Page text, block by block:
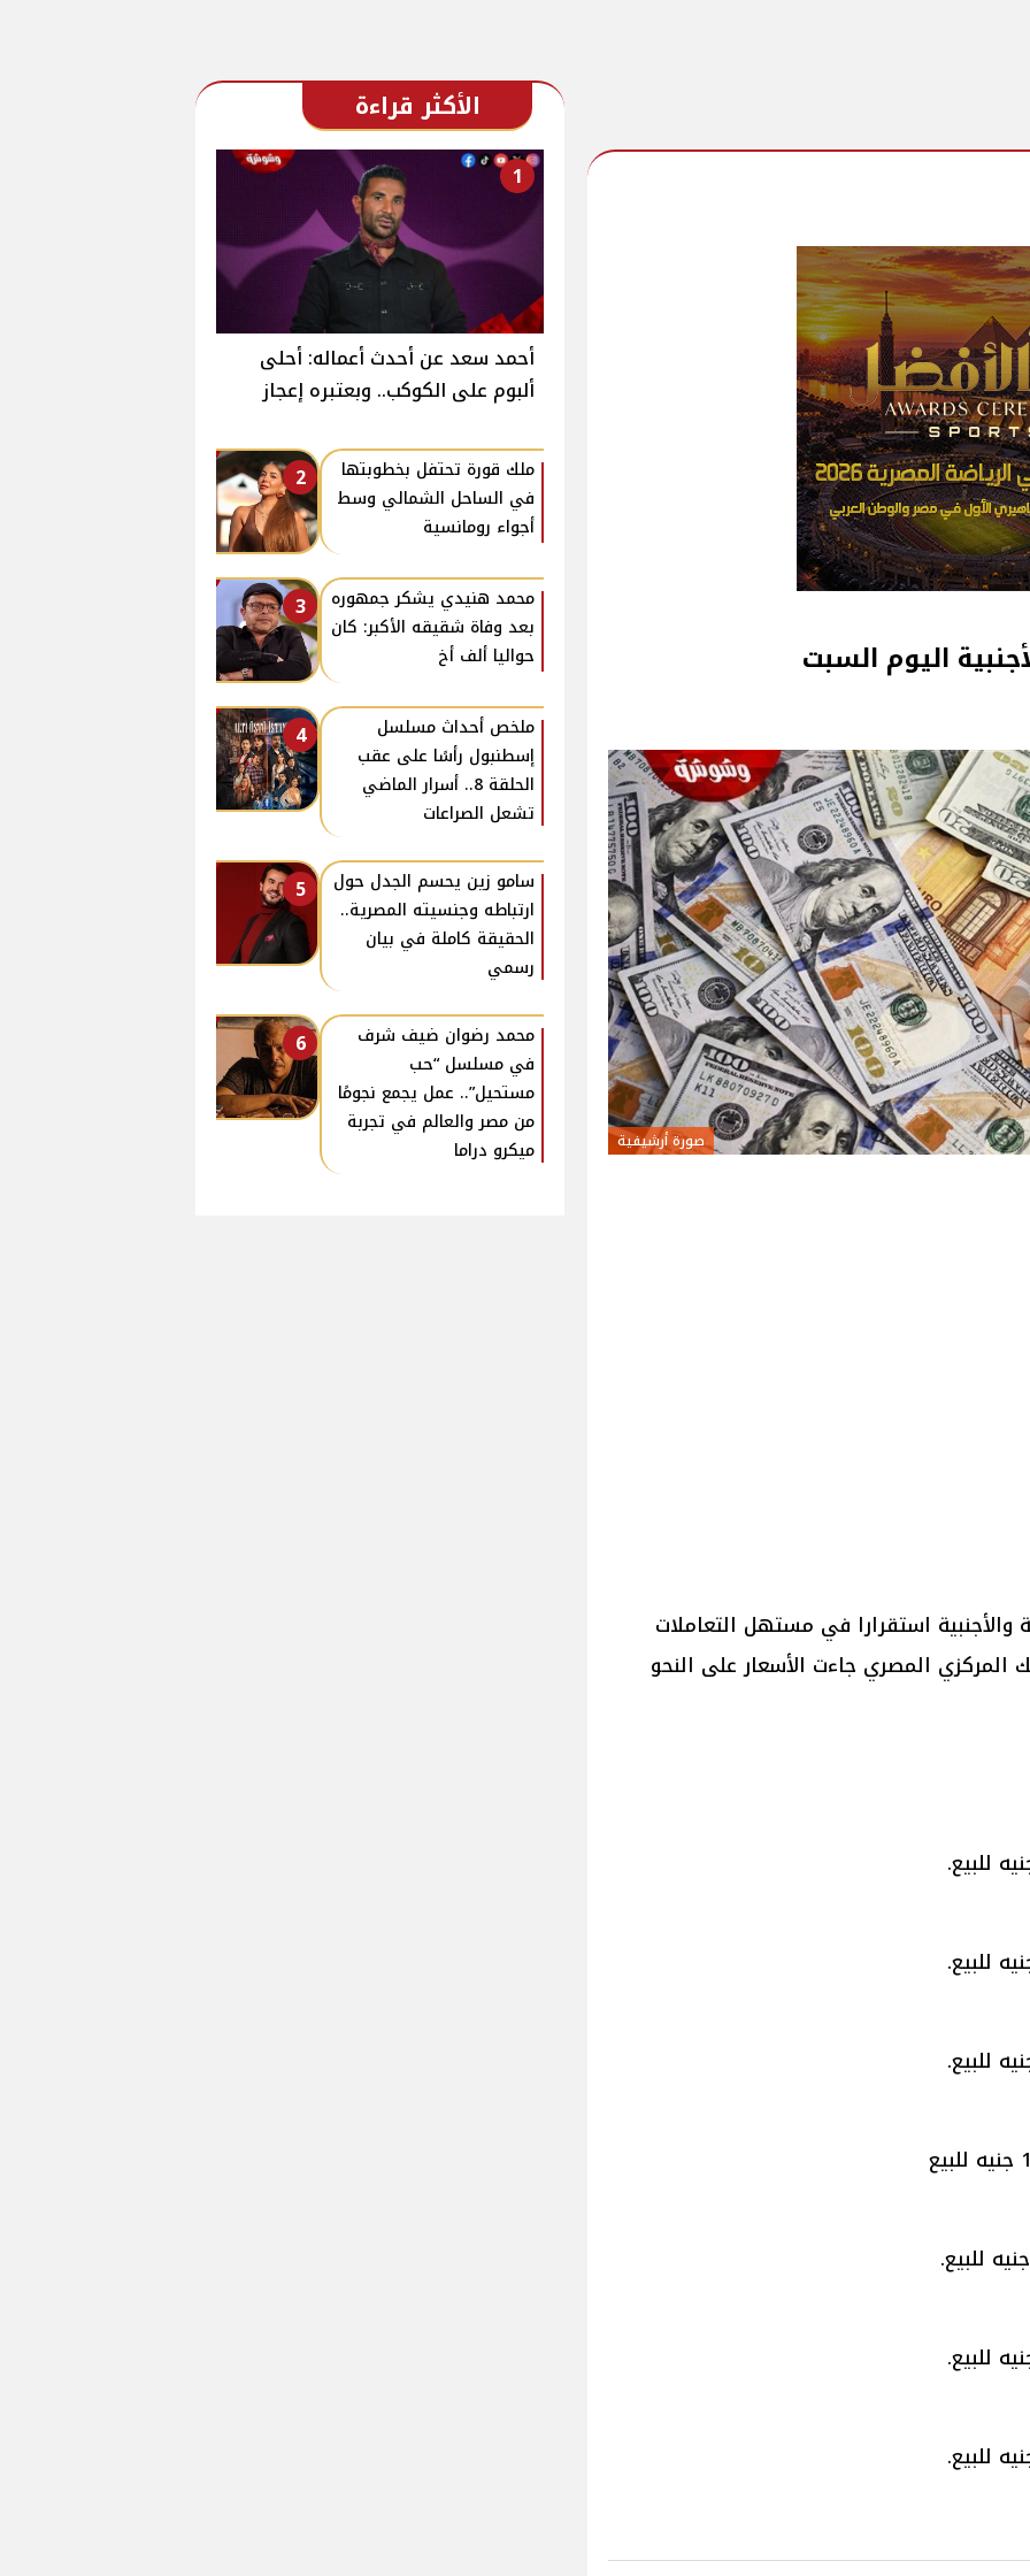
اليوم السبت
صورة أرشيفية
استقرارا في مستهل التعاملات
المركزي المصري جاءت الأسعار على النحو
الأكثر قراءة
1
أحمد سعد عن أحدث أعماله: أحلى
ألبوم على الكوكب.. وبعتبره إعجاز
2
ملك قورة تحتفل بخطوبتها
في الساحل الشمالي وسط
أجواء رومانسية
3
محمد هنيدي يشكر جمهوره
بعد وفاة شقيقه الأكبر: كان
حواليا ألف أخ
4
ملخص أحداث مسلسل
إسطنبول رأسًا على عقب
الحلقة 8.. أسرار الماضي
تشعل الصراعات
5
سامو زين يحسم الجدل حول
ارتباطه وجنسيته المصرية..
الحقيقة كاملة في بيان
رسمي
6
محمد رضوان ضيف شرف
في مسلسل “حب
مستحيل”.. عمل يجمع نجومًا
من مصر والعالم في تجربة
ميكرو دراما